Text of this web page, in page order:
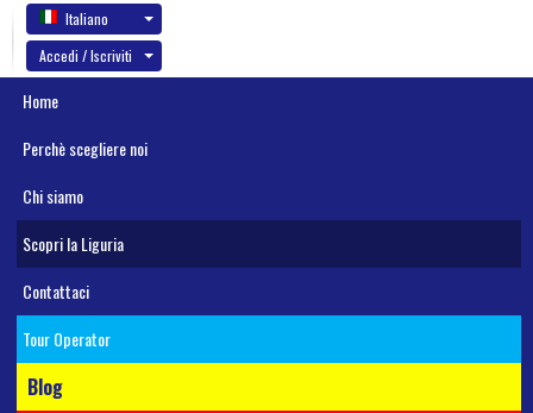
Italiano
Accedi / Iscriviti
Home
Perchè scegliere noi
Chi siamo
Scopri la Liguria
Contattaci
Tour Operator
Blog